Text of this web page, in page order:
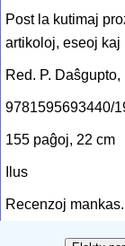
Post la kutimaj
artikoloj, eseoj kaj
Red. P.
9781595693440/
155 paĝoj, 22 cm
Ilus
Recenzoj mankas.